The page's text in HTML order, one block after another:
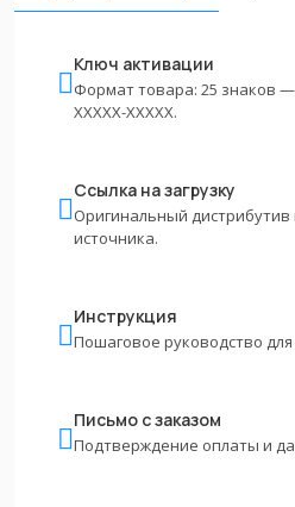
Ключ активации
Формат товара: 25 знаков —
XXXXX-XXXXX.
Ссылка на загрузку
Оригинальный дистрибутив
источника.
Инструкция
Пошаговое руководство
Письмо с заказом
Подтверждение оплаты и